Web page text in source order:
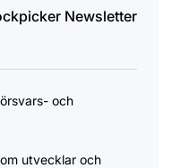
Newsletter
och
utvecklar och